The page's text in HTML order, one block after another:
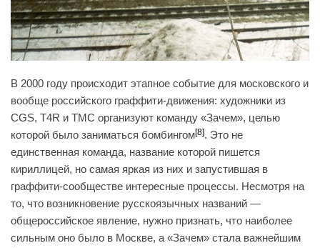
В 2000 году происходит этапное событие для московского и
вообще российского граффити-движения: художники из
CGS, T4R и TMC организуют команду «Зачем», целью
которой было заниматься бомбингом[8]. Это не
единственная команда, название которой пишется
кириллицей, но самая яркая из них и запустившая в
граффити-сообществе интересные процессы. Несмотря на
то, что возникновение русскоязычных названий —
общероссийское явление, нужно признать, что наиболее
сильным оно было в Москве, а «Зачем» стала важнейшим